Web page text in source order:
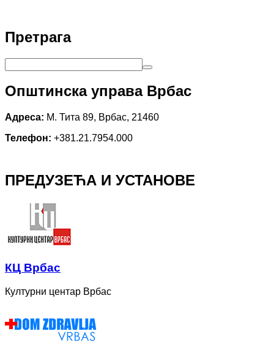
Претрага
Општинска управа Врбас
Адреса: М. Тита 89, Врбас, 21460
Телефон: +381.21.7954.000
ПРЕДУЗЕЋА И УСТАНОВЕ
КЦ Врбас
Културни центар Врбас